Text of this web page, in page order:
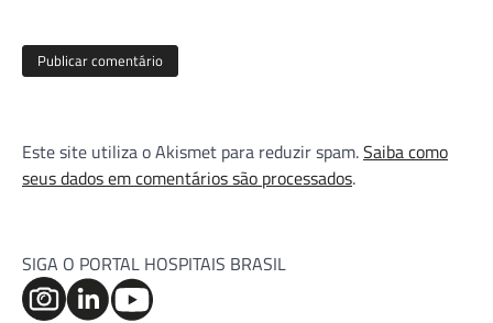
Este site utiliza o Akismet para reduzir spam.Saiba como
seus dados em comentários são processados.
SIGA O PORTAL HOSPITAIS BRASIL